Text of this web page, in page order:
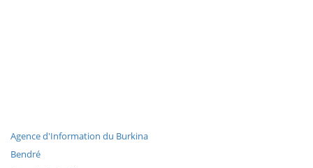
Agence d'Information du Burkina
Bendré